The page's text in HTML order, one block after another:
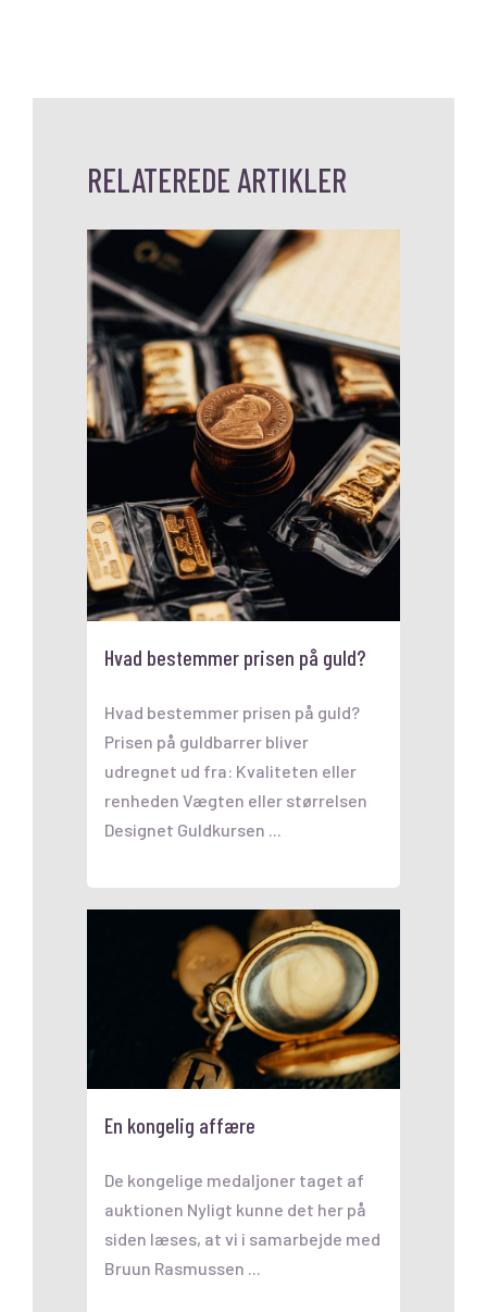
RELATEREDE ARTIKLER
Hvad bestemmer prisen på guld?
Hvad bestemmer prisen på guld?
Prisen på guldbarrer bliver
udregnet ud fra: Kvaliteten eller
renheden Vægten eller størrelsen
Designet Guldkursen ...
En kongelig affære
De kongelige medaljoner taget af
auktionen Nyligt kunne det her på
siden læses, at vi i samarbejde med
Bruun Rasmussen ...